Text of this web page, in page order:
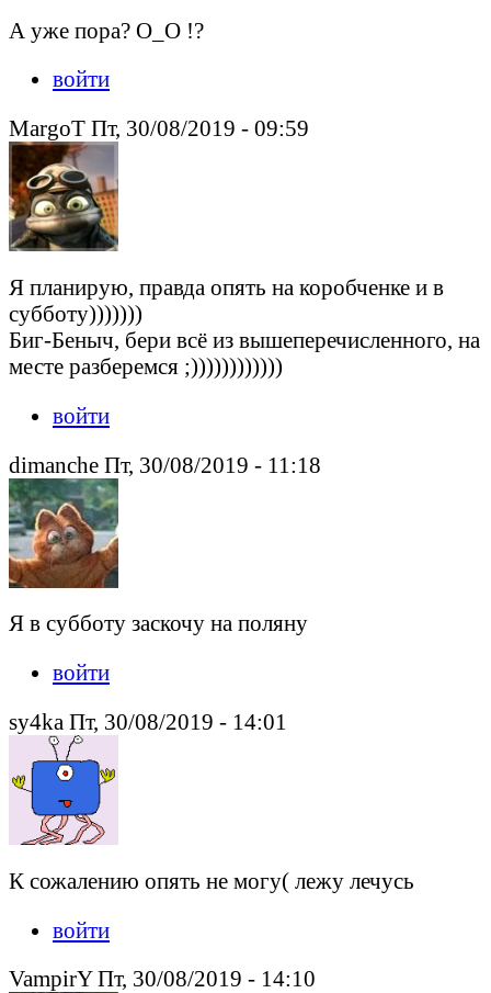
А уже пора? О_О !?
войти
MargoT Пт, 30/08/2019 - 09:59
Я планирую, правда опять на коробченке и в
субботу)))))))
Биг-Беныч, бери всё из вышеперечисленного, на
месте разберемся ;))))))))))))
войти
dimanche Пт, 30/08/2019 - 11:18
Я в субботу заскочу на поляну
войти
sy4ka Пт, 30/08/2019 - 14:01
К сожалению опять не могу( лежу лечусь
войти
VampirY Пт, 30/08/2019 - 14:10